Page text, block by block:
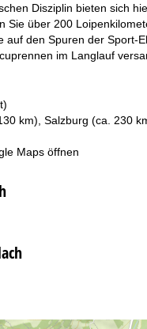
Disziplin bieten sich
Sie über 200
auf den Spuren der Sport-
im Langlauf
km), Salzburg (ca. 230
Maps öffnen